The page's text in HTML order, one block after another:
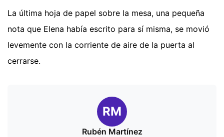
La última hoja de papel sobre la mesa, una pequeña
nota que Elena había escrito para sí misma, se movió
levemente con la corriente de aire de la puerta al
cerrarse.
RM
Rubén Martínez